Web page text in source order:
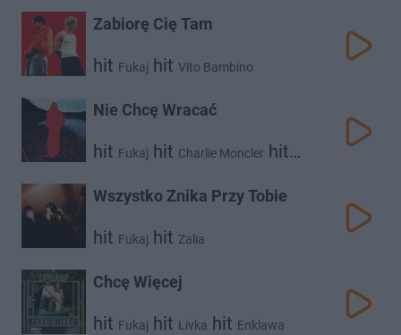
Zabiorę Cię Tam
hit Fukaj hit Vito Bambino
Nie Chcę Wracać
hit Fukaj hit Charlie Moncler hit
Wszystko Znika Przy Tobie
hit Fukaj hit Zalia
Chcę Więcej
hit Fukaj hit Livka hit Enklawa